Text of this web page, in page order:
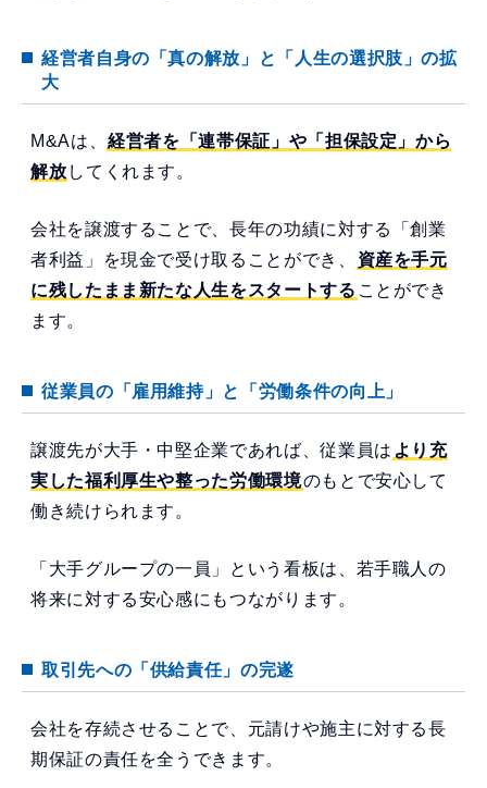
経営者自身の「真の解放」と「人生の選択肢」の拡
大
M&Aは、 経営者を「連帯保証」や「担保設定」から
解放 してくれます。
会社を譲渡することで、長年の功績に対する「創業
者利益」を現金で受け取ることができ、
資産を手元
に残したまま新たな人生をスタートする ことができ
ます。
従業員の「雇用維持」と「労働条件の向上」
譲渡先が大手・中堅企業であれば、従業員は より充
実した福利厚生や整った労働環境のもとで安心して
働き続けられます。
「大手グループの一員」という看板は、若手職人の
将来に対する安心感にもつながります。
取引先への「供給責任」の完遂
会社を存続させることで、元請けや施主に対する長
期保証の責任を全うできます。